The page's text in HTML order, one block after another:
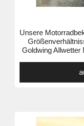
Unsere
Goldwing Allwetter